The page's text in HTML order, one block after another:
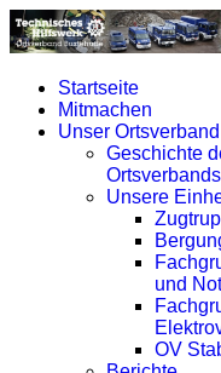
Startseite
Mitmachen
Unser Ortsverband
Geschichte
Ortsverbands
Unsere
und
OV